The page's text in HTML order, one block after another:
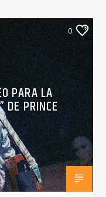
0
PARA LA
DE PRINCE